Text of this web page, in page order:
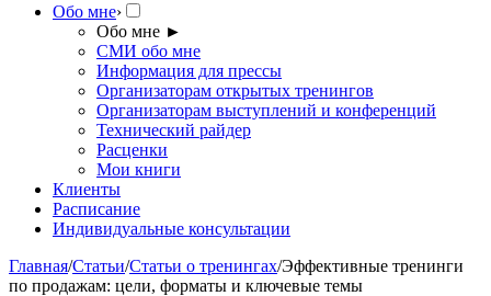
Обо мне›
Обо мне ►
СМИ обо мне
Информация для прессы
Организаторам открытых тренингов
Организаторам выступлений и конференций
Технический райдер
Расценки
Мои книги
Клиенты
Расписание
Индивидуальные консультации
Главная/Статьи/Статьи о тренингах/Эффективные тренинги
по продажам: цели, форматы и ключевые темы